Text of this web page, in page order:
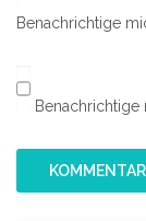
Benachrichtige
Benachrichtige